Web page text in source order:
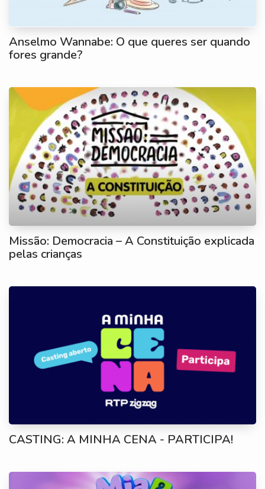
Anselmo Wannabe: O que queres ser quando
fores grande?
Missão: Democracia – A Constituição explicada
pelas crianças
CASTING: A MINHA CENA - PARTICIPA!